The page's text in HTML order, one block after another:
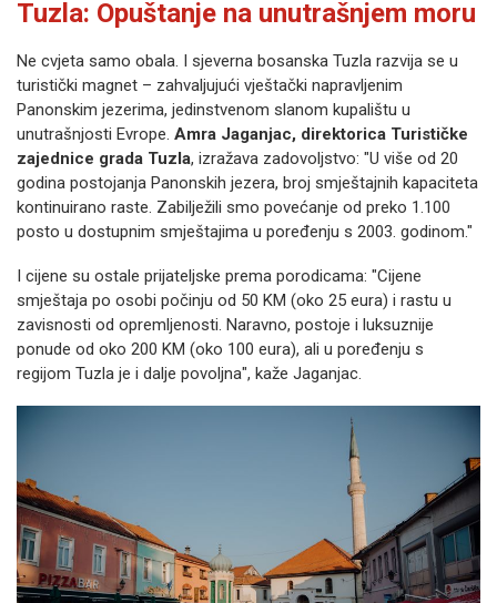
Tuzla: Opuštanje na unutrašnjem moru
Ne cvjeta samo obala. I sjeverna bosanska Tuzla razvija se u
turistički magnet – zahvaljujući vještački napravljenim
Panonskim jezerima, jedinstvenom slanom kupalištu u
unutrašnjosti Evrope. Amra Jaganjac, direktorica Turističke
zajednice grada Tuzla, izražava zadovoljstvo: "U više od 20
godina postojanja Panonskih jezera, broj smještajnih kapaciteta
kontinuirano raste. Zabilježili smo povećanje od preko 1.100
posto u dostupnim smještajima u poređenju s 2003. godinom."
I cijene su ostale prijateljske prema porodicama: "Cijene
smještaja po osobi počinju od 50 KM (oko 25 eura) i rastu u
zavisnosti od opremljenosti. Naravno, postoje i luksuznije
ponude od oko 200 KM (oko 100 eura), ali u poređenju s
regijom Tuzla je i dalje povoljna", kaže Jaganjac.